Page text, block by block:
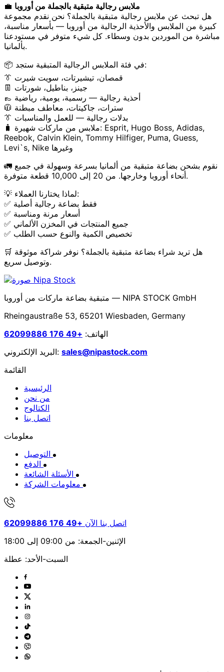
💼 ملابس رجالية متبقية بالجملة من أوروبا
هل تبحث عن ملابس رجالية متبقية بالجملة؟ نحن نقدم مجموعة
كبيرة من الملابس والأحذية الرجالية من أوروبا — بأسعار مناسبة،
مباشرة من الموردين بدون وسطاء. كل شيء متوفر في مستودعنا
بألمانيا.
📦 في فئة الملابس الرجالية المتبقية ستجد:
👔 قمصان، تيشيرتات، سويت شيرت
👖 جينز، بناطيل، شورتات
👞 أحذية رجالية — رسمية، يومية، رياضية
🧥 سترات، جاكيتات، معاطف مبطنة
👔 بدلات رجالية — للعمل والمناسبات
🧳 ملابس من ماركات شهيرة: Esprit, Hugo Boss, Adidas,
Reebok, Calvin Klein, Tommy Hilfiger, Puma, Guess,
Levi`s, Nike وغيرها
🚛 نقوم بشحن بضاعة متبقية من ألمانيا بسرعة وسهولة في جميع
أنحاء أوروبا وخارجها. من 20 إلى 10,000 قطعة متوفرة.
💡 لماذا يختارنا العملاء:
✅ فقط بضاعة رجالية أصلية
✅ أسعار مرنة ومناسبة
✅ جميع المنتجات في المخزن الألماني
✅ تخصيص الكمية والنوع حسب الطلب
🛒 هل تريد شراء بضاعة متبقية بالجملة؟ نوفر شراكة موثوقة
وتوصيل سريع.
متبقية بضاعة ماركات من أوروبا — NIPA STOCK GmbH
Rheingaustraße 53, 65201 Wiesbaden, Germany
الهاتف: +49 176 62099886
البريد الإلكتروني: sales@nipastock.com
القائمة
الرئيسية
من نحن
الكتالوج
اتصل بنا
معلومات
اتصل بنا الآن +49 176 62099886
الإثنين-الجمعة: من 09:00 إلى 18:00
السبت-الأحد: عطلة